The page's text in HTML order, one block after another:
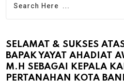
SELAMAT & SUKSES
BAPAK YAYAT AHADIAT
M.H SEBAGAI KEPALA
PERTANAHAN KOTA